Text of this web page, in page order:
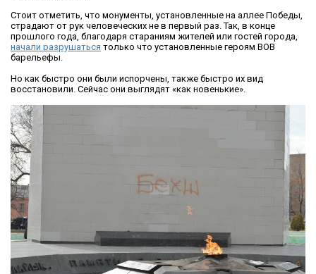
Стоит отметить, что монументы, установленные на аллее Победы,
страдают от рук человеческих не в первый раз. Так, в конце
прошлого года, благодаря стараниям жителей или гостей города,
начали разрушаться только что установленные героям ВОВ
барельефы.
Но как быстро они были испорчены, также быстро их вид
восстановили. Сейчас они выглядят «как новенькие».